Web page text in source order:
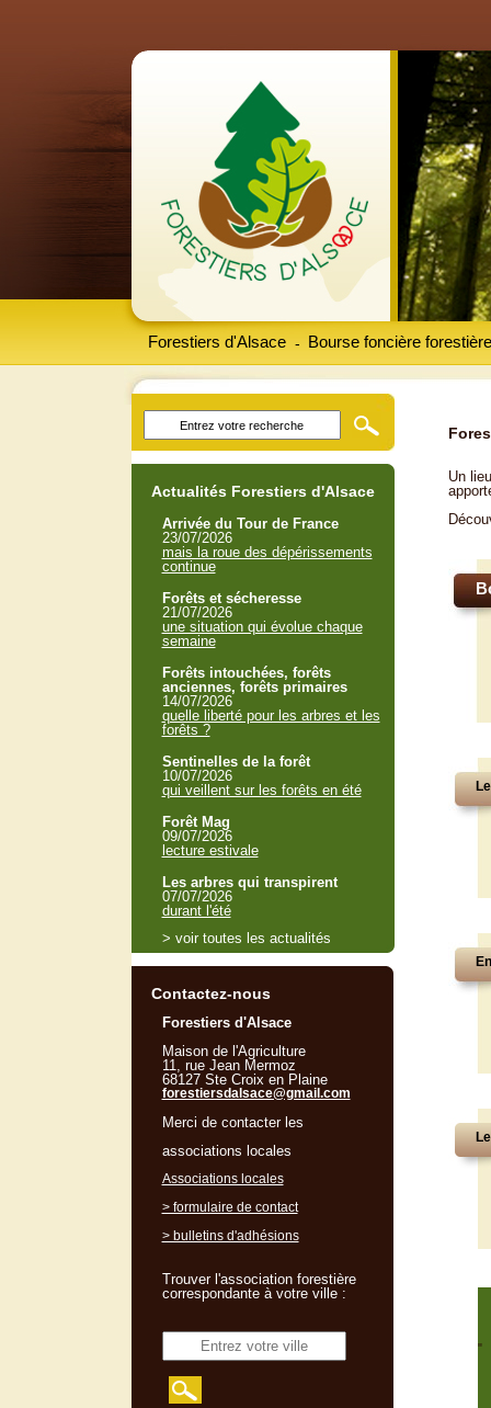
Forestiers d'Alsace Bourse foncière forestière
-
Un
"
Actualités Forestiers d'Alsace
Arrivée du Tour de France
23/07/2026
mais la roue des dépérissements
continue
Forêts et sécheresse
21/07/2026
une situation qui évolue chaque
semaine
Forêts intouchées, forêts
anciennes, forêts primaires
14/07/2026
quelle liberté pour les arbres et les
forêts ?
Sentinelles de la forêt
10/07/2026
qui veillent sur les forêts en été
Forêt Mag
09/07/2026
lecture estivale
Les arbres qui transpirent
07/07/2026
durant l'été
> voir toutes les actualités
Contactez-nous
Forestiers d'Alsace
Maison de l'Agriculture
11, rue Jean Mermoz
68127 Ste Croix en Plaine
forestiersdalsace@gmail.com
Merci de contacter les
associations locales
Associations locales
> formulaire de contact
> bulletins d'adhésions
Trouver l'association forestière
correspondante à votre ville :